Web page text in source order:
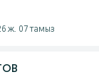
ж. 07 тамыз